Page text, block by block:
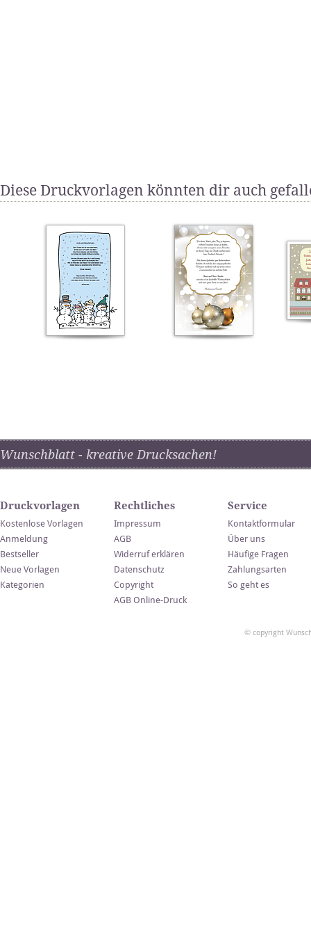
Diese Druckvorlagen könnten dir auch
Wunschblatt - kreative Drucksachen!
Druckvorlagen
Kostenlose Vorlagen
Anmeldung
Bestseller
Neue Vorlagen
Kategorien
Rechtliches
Impressum
AGB
Widerruf erklären
Datenschutz
Copyright
AGB Online-Druck
Service
Kontaktformular
Über uns
Häufige Fragen
Zahlungsarten
So geht es
© copyright